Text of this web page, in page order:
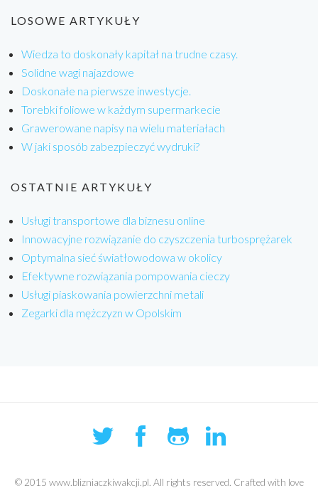
LOSOWE ARTYKUŁY
Wiedza to doskonały kapitał na trudne czasy.
Solidne wagi najazdowe
Doskonałe na pierwsze inwestycje.
Torebki foliowe w każdym supermarkecie
Grawerowane napisy na wielu materiałach
W jaki sposób zabezpieczyć wydruki?
OSTATNIE ARTYKUŁY
Usługi transportowe dla biznesu online
Innowacyjne rozwiązanie do czyszczenia turbosprężarek
Optymalna sieć światłowodowa w okolicy
Efektywne rozwiązania pompowania cieczy
Usługi piaskowania powierzchni metali
Zegarki dla mężczyzn w Opolskim
© 2015 www.blizniaczkiwakcji.pl. All rights reserved. Crafted with love